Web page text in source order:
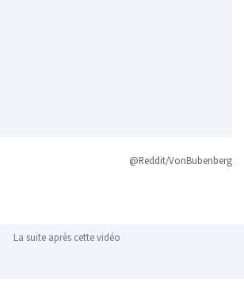
@Reddit/VonBubenberg
La suite après cette vidéo